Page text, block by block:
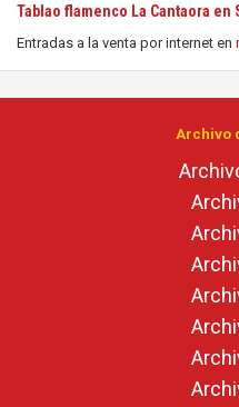
Tablao flamenco La Cantaora en
Entradas a la venta por internet en
Archivo